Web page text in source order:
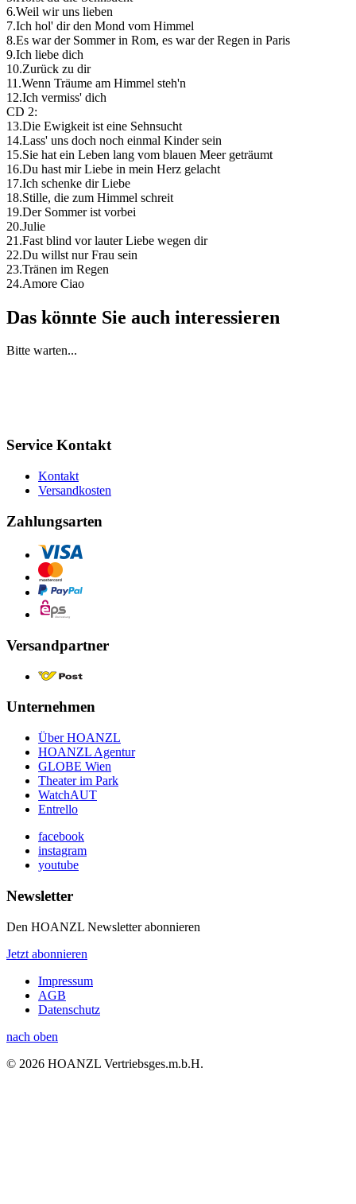
6.Weil wir uns lieben
7.Ich hol' dir den Mond vom Himmel
8.Es war der Sommer in Rom, es war der Regen in Paris
9.Ich liebe dich
10.Zurück zu dir
11.Wenn Träume am Himmel steh'n
12.Ich vermiss' dich
CD 2:
13.Die Ewigkeit ist eine Sehnsucht
14.Lass' uns doch noch einmal Kinder sein
15.Sie hat ein Leben lang vom blauen Meer geträumt
16.Du hast mir Liebe in mein Herz gelacht
17.Ich schenke dir Liebe
18.Stille, die zum Himmel schreit
19.Der Sommer ist vorbei
20.Julie
21.Fast blind vor lauter Liebe wegen dir
22.Du willst nur Frau sein
23.Tränen im Regen
24.Amore Ciao
Das könnte Sie auch interessieren
Bitte warten...
Service Kontakt
Kontakt
Versandkosten
Zahlungsarten
Versandpartner
Unternehmen
Über HOANZL
HOANZL Agentur
GLOBE Wien
Theater im Park
WatchAUT
Entrello
facebook
instagram
youtube
Newsletter
Den HOANZL Newsletter abonnieren
Jetzt abonnieren
Impressum
AGB
Datenschutz
nach oben
© 2026 HOANZL Vertriebsges.m.b.H.